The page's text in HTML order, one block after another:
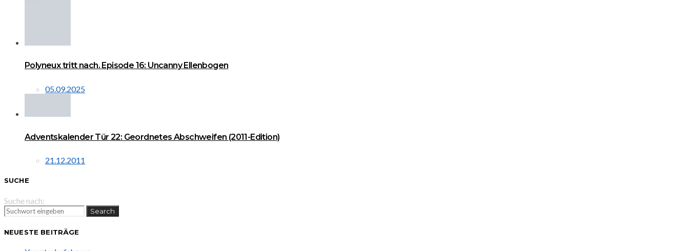
Polyneux tritt nach. Episode 16: Uncanny Ellenbogen
05.09.2025
Adventskalender Tür 22: Geordnetes Abschweifen (2011-Edition)
21.12.2011
SUCHE
Suche nach:
Search
NEUESTE BEITRÄGE